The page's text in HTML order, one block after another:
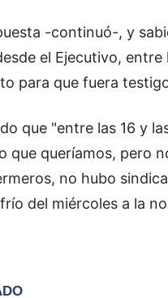
-continuó-, y
el Ejecutivo,
para que fuera
que "entre las 16 y
que queríamos, pero
no hubo
del miércoles a la